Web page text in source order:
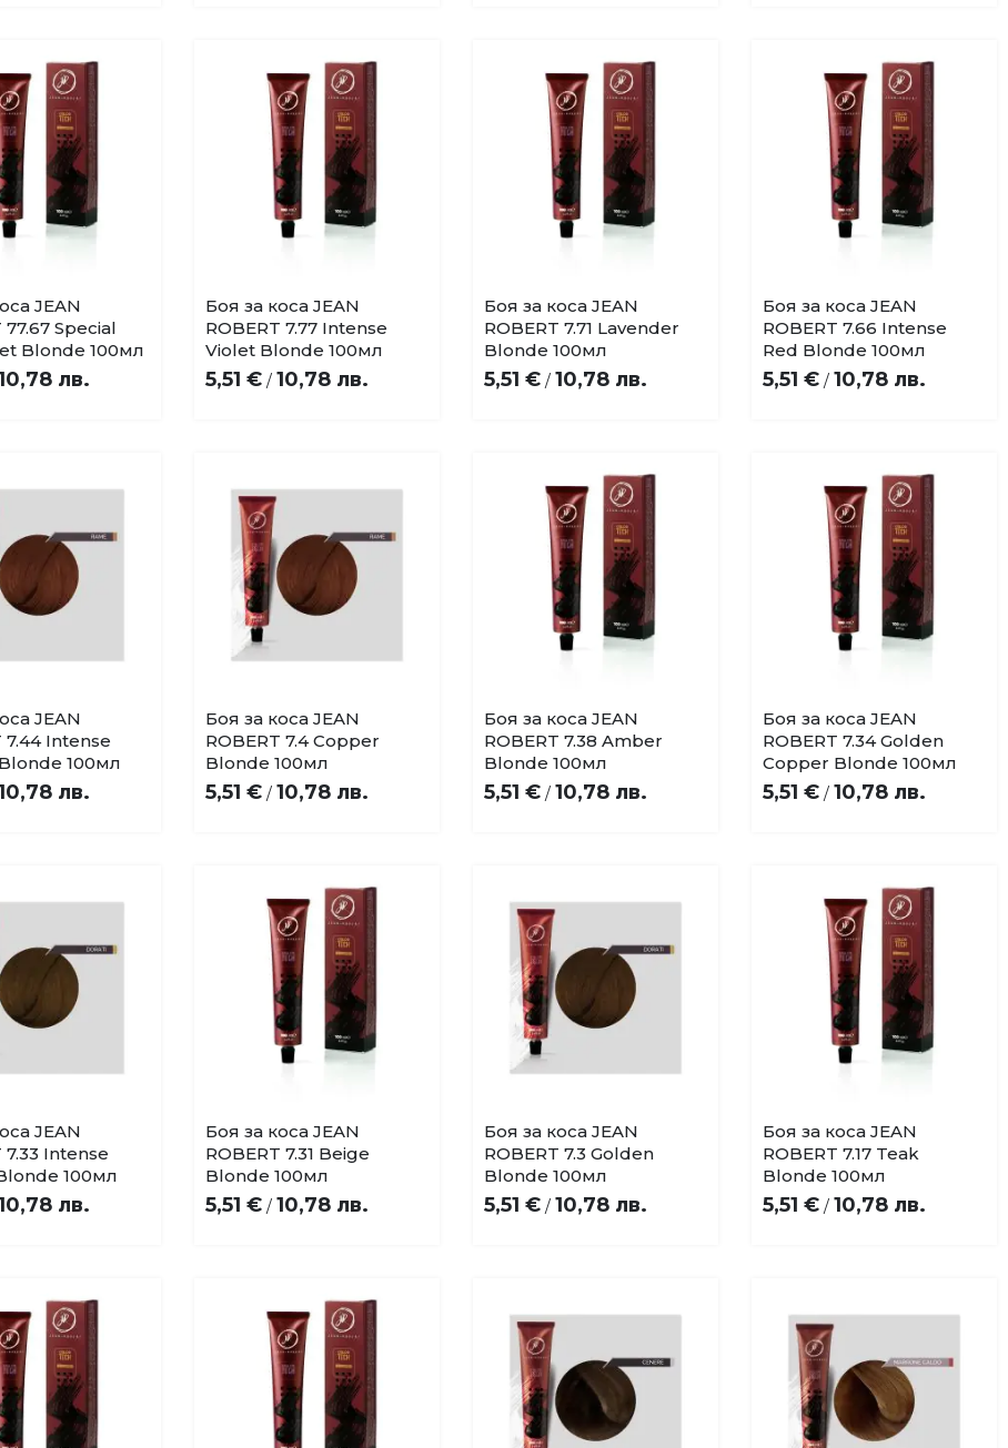
Добави
в
любими
Купи
JEAN
77.67 Special
Blonde 100мл
лв.
в
любими
Купи
Боя за коса JEAN
ROBERT 7.77 Intense
Violet Blonde 100мл
5,51 € / 10,78 лв.
Добави
в
Купи
Боя за коса JEAN
ROBERT 7.71 Lavender
Blonde 100мл
5,51 € / 10,78 лв.
Добави
в
любими
Купи
Боя за коса JEAN
ROBERT 7.66 Intense
Red Blonde 100мл
5,51 € / 10,78 лв.
Добави
в
любими
Купи
JEAN
7.44 Intense
100мл
лв.
в
Купи
Боя за коса JEAN
ROBERT 7.4 Copper
Blonde 100мл
5,51 € / 10,78 лв.
Добави
в
Купи
Боя за коса JEAN
ROBERT 7.38 Amber
Blonde 100мл
5,51 € / 10,78 лв.
Добави
в
любими
Купи
Боя за коса JEAN
ROBERT 7.34 Golden
Copper Blonde 100мл
5,51 € / 10,78 лв.
в
любими
Купи
JEAN
7.33 Intense
100мл
лв.
Добави
в
Купи
Боя за коса JEAN
ROBERT 7.31 Beige
Blonde 100мл
5,51 € / 10,78 лв.
Добави
в
Купи
Боя за коса JEAN
ROBERT 7.3 Golden
Blonde 100мл
5,51 € / 10,78 лв.
Добави
в
Купи
Боя за коса JEAN
ROBERT 7.17 Teak
Blonde 100мл
5,51 € / 10,78 лв.